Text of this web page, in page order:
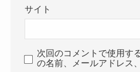
サイト
次回のコメントで使用す
の名前、メールアドレス